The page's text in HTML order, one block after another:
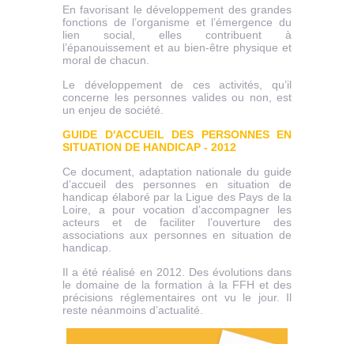
En favorisant le développement des grandes
fonctions de l’organisme et l’émergence du
lien social, elles contribuent à
l’épanouissement et au bien-être physique et
moral de chacun.
Le développement de ces activités, qu’il
concerne les personnes valides ou non, est
un enjeu de société.
GUIDE D'ACCUEIL DES PERSONNES EN
SITUATION DE HANDICAP - 2012
Ce document, adaptation nationale du guide
d’accueil des personnes en situation de
handicap élaboré par la Ligue des Pays de la
Loire, a pour vocation d’accompagner les
acteurs et de faciliter l’ouverture des
associations aux personnes en situation de
handicap.
Il a été réalisé en 2012. Des évolutions dans
le domaine de la formation à la FFH et des
précisions réglementaires ont vu le jour. Il
reste néanmoins d’actualité.